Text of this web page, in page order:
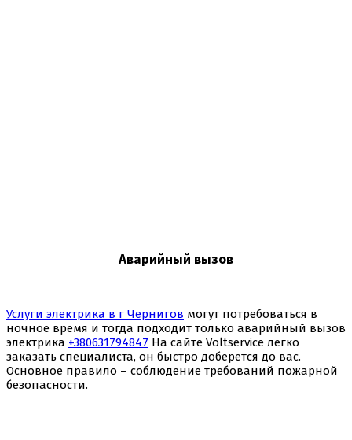
Аварийный вызов
Услуги электрика в г Чернигов могут потребоваться в
ночное время и тогда подходит только аварийный вызов
электрика +380631794847 На сайте Voltservice легко
заказать специалиста, он быстро доберется до вас.
Основное правило – соблюдение требований пожарной
безопасности.